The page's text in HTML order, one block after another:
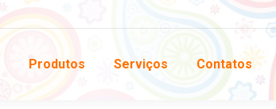
Produtos Serviços Contatos